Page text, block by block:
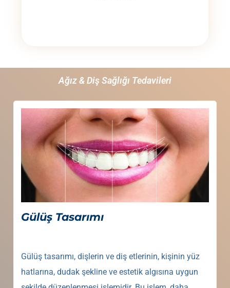
Ağız & Diş Sağlığı Tedavileri
Gülüş Tasarımı
Gülüş tasarımı, dişlerin ve diş etlerinin, kişinin yüz
hatlarına, dudak şekline ve estetik algısına uygun